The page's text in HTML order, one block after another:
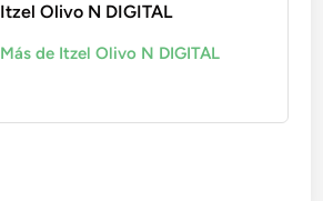
Itzel Olivo N DIGITAL
Más de Itzel Olivo N DIGITAL